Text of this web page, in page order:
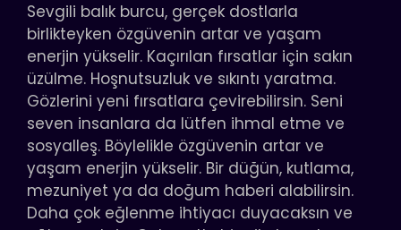
Sevgili balık burcu, gerçek dostlarla
birlikteyken özgüvenin artar ve yaşam
enerjin yükselir. Kaçırılan fırsatlar için sakın
üzülme. Hoşnutsuzluk ve sıkıntı yaratma.
Gözlerini yeni fırsatlara çevirebilirsin. Seni
seven insanlara da lütfen ihmal etme ve
sosyalleş. Böylelikle özgüvenin artar ve
yaşam enerjin yükselir. Bir düğün, kutlama,
mezuniyet ya da doğum haberi alabilirsin.
Daha çok eğlenme ihtiyacı duyacaksın ve